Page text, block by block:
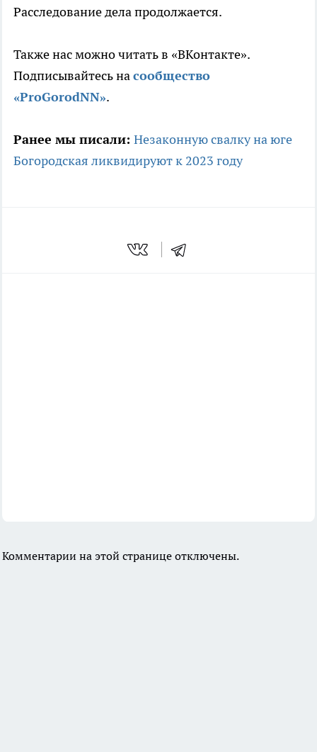
Расследование дела продолжается.
Также нас можно читать в «ВКонтакте».
Подписывайтесь насообщество
«ProGorodNN».
Ранее мы писали: Незаконную свалку на юге
Богородская ликвидируют к 2023 году
Комментарии на этой странице отключены.